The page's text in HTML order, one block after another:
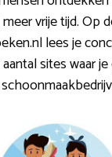
vrije tijd. Op
lees je
sites waar